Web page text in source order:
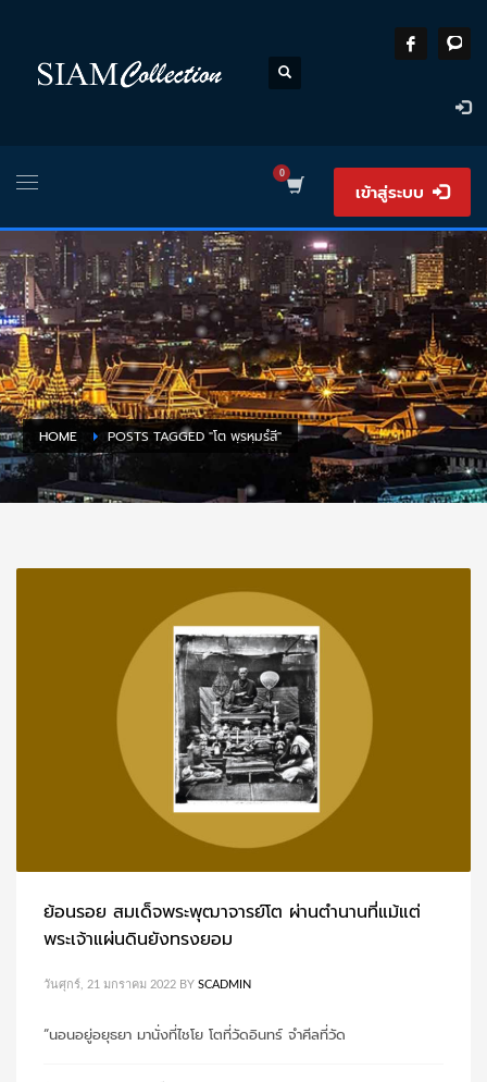
เข้าสู่ระบบ
HOME POSTS TAGGED "โต พฺรหฺมรํสี"
ย้อนรอย สมเด็จพระพุฒาจารย์โต ผ่านตำนานที่แม้แต่
พระเจ้าแผ่นดินยังทรงยอม
วันศุกร์, 21 มกราคม 2022 BY SCADMIN
“นอนอยู่อยุธยา มานั่งที่ไชโย โตที่วัดอินทร์ จำศีลที่วัด